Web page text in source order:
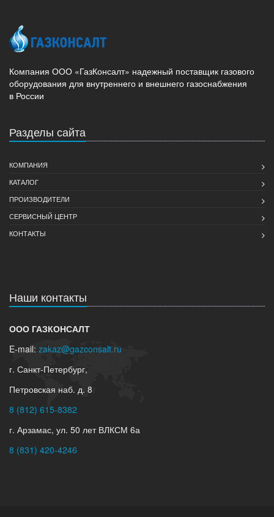
Компания ООО «ГазКонсалт» надежный поставщик газового
оборудования для внутреннего и внешнего газоснабжения
в России
Разделы сайта
КОМПАНИЯ
КАТАЛОГ
ПРОИЗВОДИТЕЛИ
СЕРВИСНЫЙ ЦЕНТР
КОНТАКТЫ
Наши контакты
ООО ГАЗКОНСАЛТ
E-mail: zakaz@gazconsalt.ru
г. Санкт-Петербург,
Петровская наб. д. 8
8 (812) 615-8382
г. Арзамас, ул. 50 лет ВЛКСМ 6а
8 (831) 420-4246